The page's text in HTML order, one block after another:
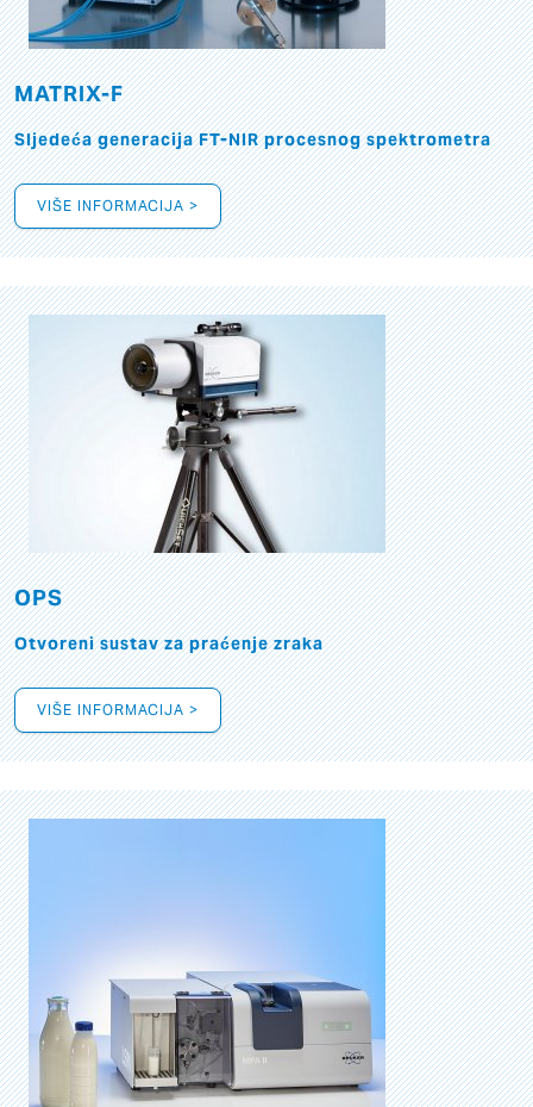
MATRIX-F
Sljedeća generacija FT-NIR procesnog spektrometra
VIŠE INFORMACIJA >
OPS
Otvoreni sustav za praćenje zraka
VIŠE INFORMACIJA >